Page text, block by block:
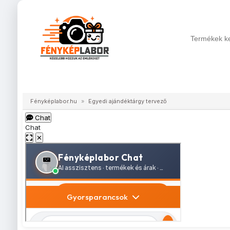
Fényképlabor.hu » Egyedi ajándéktárgy tervező
Chat
Chat
✕